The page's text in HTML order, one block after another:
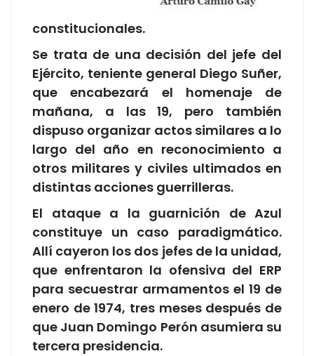
constitucionales.
Se trata de una decisión del jefe del
Ejército, teniente general Diego Suñer,
que encabezará el homenaje de
mañana, a las 19, pero también
dispuso organizar actos similares a lo
largo del año en reconocimiento a
otros militares y civiles ultimados en
distintas acciones guerrilleras.
El ataque a la guarnición de Azul
constituye un caso paradigmático.
Allí cayeron los dos jefes de la unidad,
que enfrentaron la ofensiva del ERP
para secuestrar armamentos el 19 de
enero de 1974, tres meses después de
que Juan Domingo Perón asumiera su
tercera presidencia.